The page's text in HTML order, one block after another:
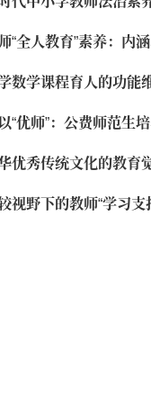
“全人教育”素养：内
数学课程育人的功能
“优师”：公费师范生
优秀传统文化的教育
视野下的教师“学习